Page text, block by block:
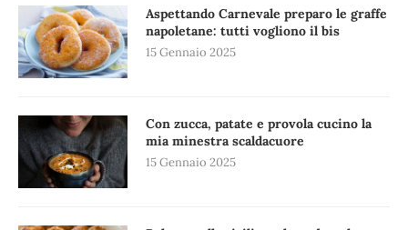
Aspettando Carnevale preparo le graffe
napoletane: tutti vogliono il bis
15 Gennaio 2025
Con zucca, patate e provola cucino la
mia minestra scaldacuore
15 Gennaio 2025